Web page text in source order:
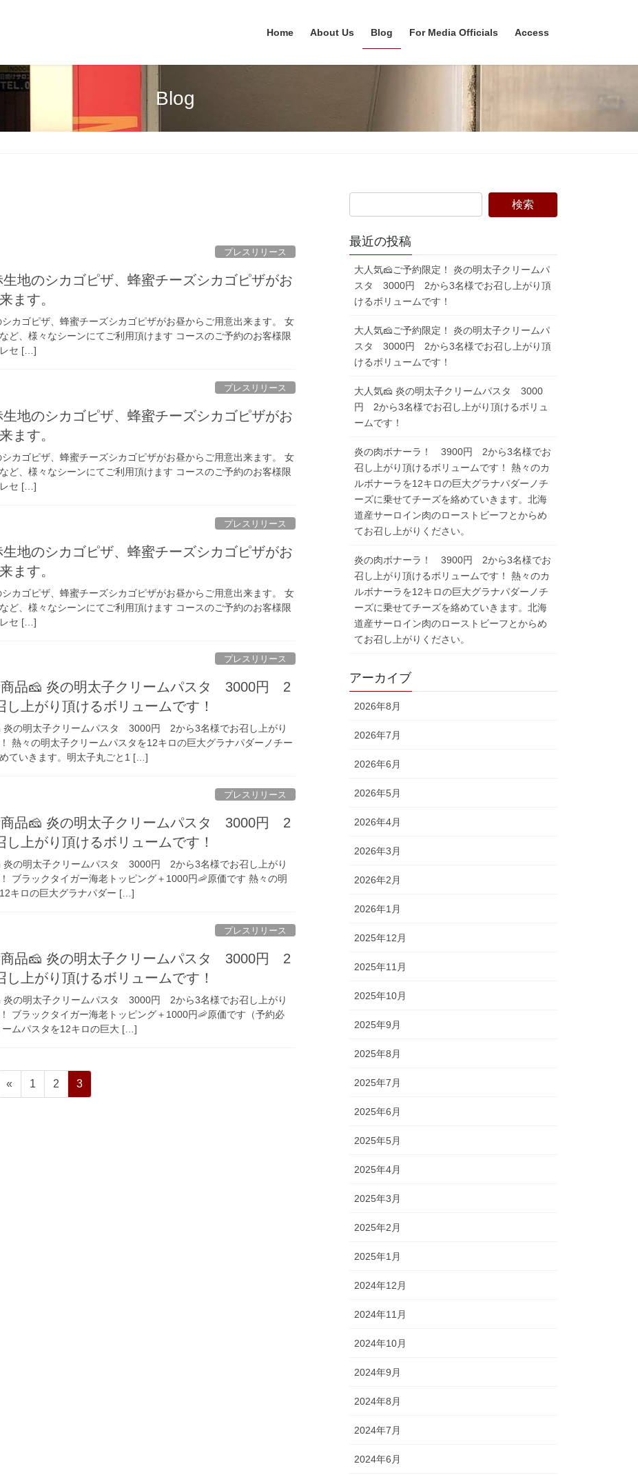
Home About Us Blog For Media Officials Access
Blog
プレスリリース
地のシカゴピザ、蜂蜜チーズシカゴピザがお
ます。
カゴピザ、蜂蜜チーズシカゴピザがお昼からご用意出来ます。 女
ど、様々なシーンにてご利用頂けます コースのご予約のお客様限
セ […]
プレスリリース
地のシカゴピザ、蜂蜜チーズシカゴピザがお
ます。
カゴピザ、蜂蜜チーズシカゴピザがお昼からご用意出来ます。 女
ど、様々なシーンにてご利用頂けます コースのご予約のお客様限
セ […]
プレスリリース
地のシカゴピザ、蜂蜜チーズシカゴピザがお
ます。
カゴピザ、蜂蜜チーズシカゴピザがお昼からご用意出来ます。 女
ど、様々なシーンにてご利用頂けます コースのご予約のお客様限
セ […]
プレスリリース
商品🧀 炎の明太子クリームパスタ 3000円 2
し上がり頂けるボリュームです！
炎の明太子クリームパスタ 3000円 2から3名様でお召し上がり
熱々の明太子クリームパスタを12キロの巨大グラナパダーノチー
ていきます。明太子丸ごと1 […]
プレスリリース
商品🧀 炎の明太子クリームパスタ 3000円 2
し上がり頂けるボリュームです！
炎の明太子クリームパスタ 3000円 2から3名様でお召し上がり
ブラックタイガー海老トッピング＋1000円🦐原価です 熱々の明
キロの巨大グラナパダー […]
プレスリリース
商品🧀 炎の明太子クリームパスタ 3000円 2
し上がり頂けるボリュームです！
炎の明太子クリームパスタ 3000円 2から3名様でお召し上がり
ブラックタイガー海老トッピング＋1000円🦐原価です（予約必
ムパスタを12キロの巨大 […]
«
ペ
ー
1
ペ
ー
2
ペ
ー
3
最近の投稿
大人気🧀ご予約限定！ 炎の明太子クリームパ
スタ 3000円 2から3名様でお召し上がり頂
けるボリュームです！
大人気🧀ご予約限定！ 炎の明太子クリームパ
スタ 3000円 2から3名様でお召し上がり頂
けるボリュームです！
大人気🧀 炎の明太子クリームパスタ 3000
円 2から3名様でお召し上がり頂けるボリュ
ームです！
炎の肉ボナーラ！ 3900円 2から3名様でお
召し上がり頂けるボリュームです！ 熱々のカ
ルボナーラを12キロの巨大グラナパダーノチ
ーズに乗せてチーズを絡めていきます。北海
道産サーロイン肉のローストビーフとからめ
てお召し上がりください。
炎の肉ボナーラ！ 3900円 2から3名様でお
召し上がり頂けるボリュームです！ 熱々のカ
ルボナーラを12キロの巨大グラナパダーノチ
ーズに乗せてチーズを絡めていきます。北海
道産サーロイン肉のローストビーフとからめ
てお召し上がりください。
アーカイブ
2026年8月
2026年7月
2026年6月
2026年5月
2026年4月
2026年3月
2026年2月
2026年1月
2025年12月
2025年11月
2025年10月
2025年9月
2025年8月
2025年7月
2025年6月
2025年5月
2025年4月
2025年3月
2025年2月
2025年1月
2024年12月
2024年11月
2024年10月
2024年9月
2024年8月
2024年7月
2024年6月